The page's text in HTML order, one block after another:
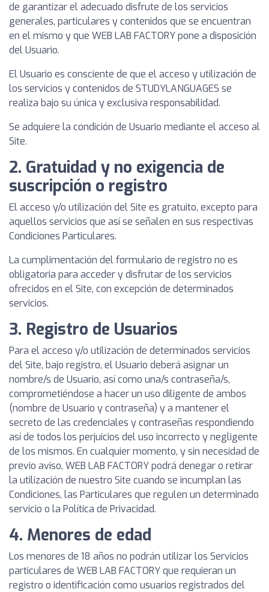
de garantizar el adecuado disfrute de los servicios
generales, particulares y contenidos que se encuentran
en el mismo y que WEB LAB FACTORY pone a disposición
del Usuario.
El Usuario es consciente de que el acceso y utilización de
los servicios y contenidos de STUDYLANGUAGES se
realiza bajo su única y exclusiva responsabilidad.
Se adquiere la condición de Usuario mediante el acceso al
Site.
2. Gratuidad y no exigencia de
suscripción o registro
El acceso y/o utilización del Site es gratuito, excepto para
aquellos servicios que así se señalen en sus respectivas
Condiciones Particulares.
La cumplimentación del formulario de registro no es
obligatoria para acceder y disfrutar de los servicios
ofrecidos en el Site, con excepción de determinados
servicios.
3. Registro de Usuarios
Para el acceso y/o utilización de determinados servicios
del Site, bajo registro, el Usuario deberá asignar un
nombre/s de Usuario, así como una/s contraseña/s,
comprometiéndose a hacer un uso diligente de ambos
(nombre de Usuario y contraseña) y a mantener el
secreto de las credenciales y contraseñas respondiendo
así de todos los perjuicios del uso incorrecto y negligente
de los mismos. En cualquier momento, y sin necesidad de
previo aviso, WEB LAB FACTORY podrá denegar o retirar
la utilización de nuestro Site cuando se incumplan las
Condiciones, las Particulares que regulen un determinado
servicio o la Política de Privacidad.
4. Menores de edad
Los menores de 18 años no podrán utilizar los Servicios
particulares de WEB LAB FACTORY que requieran un
registro o identificación como usuarios registrados del